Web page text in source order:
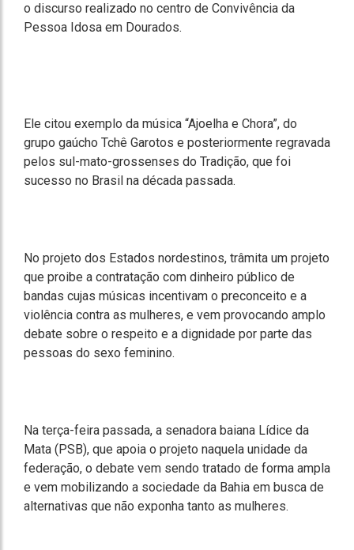
o discurso realizado no centro de Convivência da
Pessoa Idosa em Dourados.
Ele citou exemplo da música “Ajoelha e Chora”, do
grupo gaúcho Tchê Garotos e posteriormente regravada
pelos sul-mato-grossenses do Tradição, que foi
sucesso no Brasil na década passada.
No projeto dos Estados nordestinos, trâmita um projeto
que proibe a contratação com dinheiro público de
bandas cujas músicas incentivam o preconceito e a
violência contra as mulheres, e vem provocando amplo
debate sobre o respeito e a dignidade por parte das
pessoas do sexo feminino.
Na terça-feira passada, a senadora baiana Lídice da
Mata (PSB), que apoia o projeto naquela unidade da
federação, o debate vem sendo tratado de forma ampla
e vem mobilizando a sociedade da Bahia em busca de
alternativas que não exponha tanto as mulheres.